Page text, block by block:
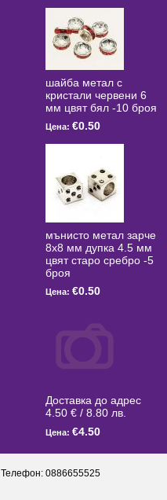
шайба метал с
кристали червени 6
мм цвят бял -10 броя
Цена: €0.50
мънисто метал зарче
8x8 мм дупка 4.5 мм
цвят старо сребро -5
броя
Цена: €0.50
Доставка до адрес
4.50 € / 8.80 лв.
Цена: €4.50
Телефон: 0886655525